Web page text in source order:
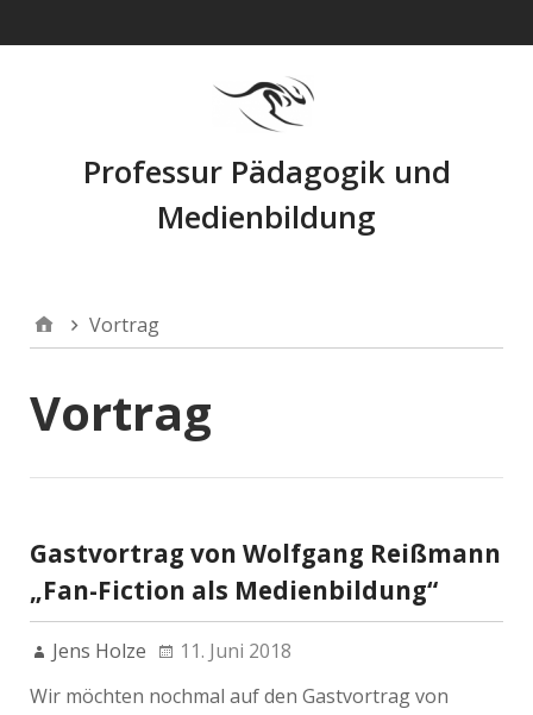
Professur Pädagogik und
Medienbildung
Vortrag
Vortrag
Gastvortrag von Wolfgang Reißmann
„Fan-Fiction als Medienbildung“
Jens Holze
11. Juni 2018
Wir möchten nochmal auf den Gastvortrag von